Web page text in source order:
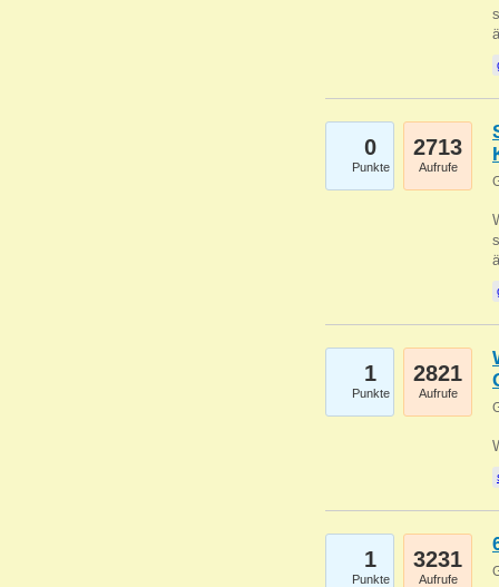
0
Punkte
2713
Aufrufe
1
Punkte
2821
Aufrufe
1
Punkte
3231
Aufrufe